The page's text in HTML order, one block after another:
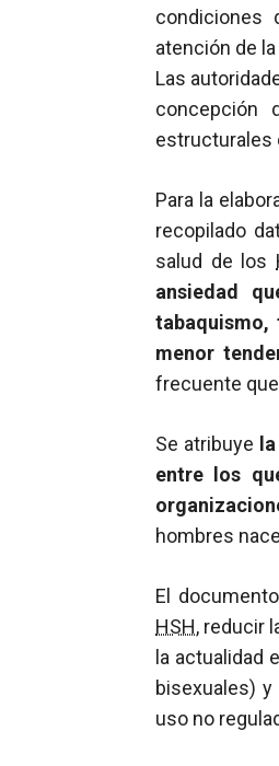
condiciones
atención de
Las
concepción
estructurales
Para la
recopilado
salud de los
ansiedad
tabaquismo,
menor
frecuente
Se atribuye
entre los
hombres
El
HSH, reducir
la actualidad
bisexuales)
uso no